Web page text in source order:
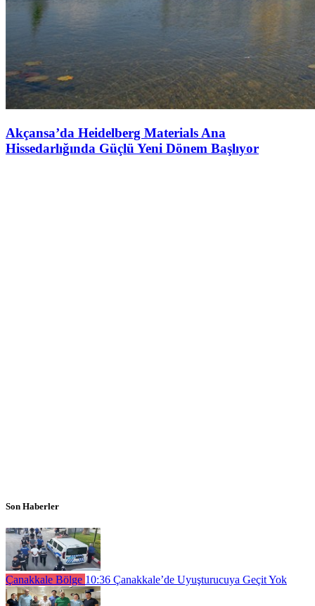
Akçansa’da Heidelberg Materials Ana
Hissedarlığında Güçlü Yeni Dönem Başlıyor
Son Haberler
Çanakkale Bölge 10:36 Çanakkale’de Uyuşturucuya Geçit Yok